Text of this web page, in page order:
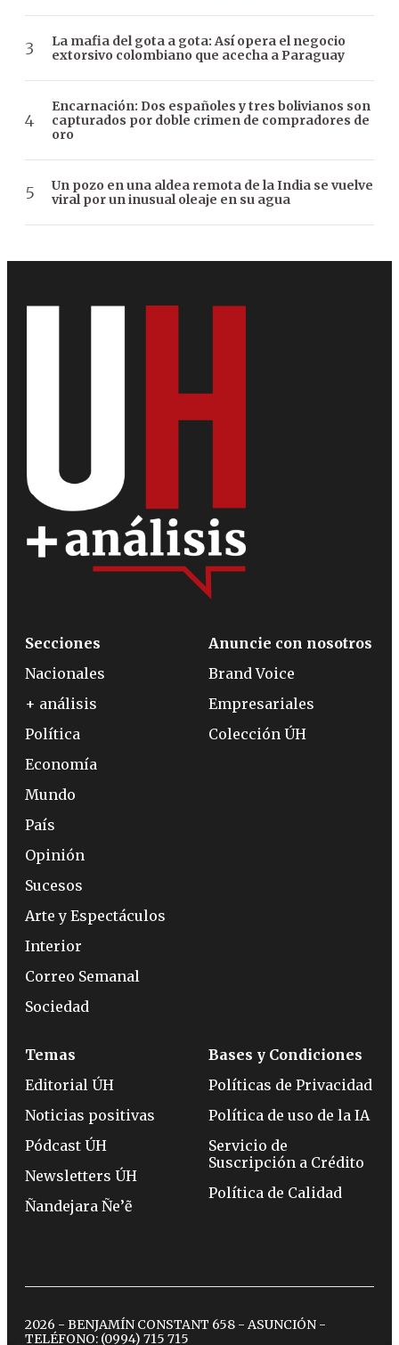
La mafia del gota a gota: Así opera el negocio
extorsivo colombiano que acecha a Paraguay
Encarnación: Dos españoles y tres bolivianos son
capturados por doble crimen de compradores de
oro
Un pozo en una aldea remota de la India se vuelve
viral por un inusual oleaje en su agua
Secciones
Nacionales
+ análisis
Política
Economía
Mundo
País
Opinión
Sucesos
Arte y Espectáculos
Interior
Correo Semanal
Sociedad
Anuncie con nosotros
Brand Voice
Empresariales
Colección ÚH
Temas
Editorial ÚH
Noticias positivas
Pódcast ÚH
Newsletters ÚH
Ñandejara Ñe’ẽ
Bases y Condiciones
Políticas de Privacidad
Política de uso de la IA
Servicio de
Suscripción a Crédito
Política de Calidad
2026 - BENJAMÍN CONSTANT 658 - ASUNCIÓN -
TELÉFONO: (0994) 715 715